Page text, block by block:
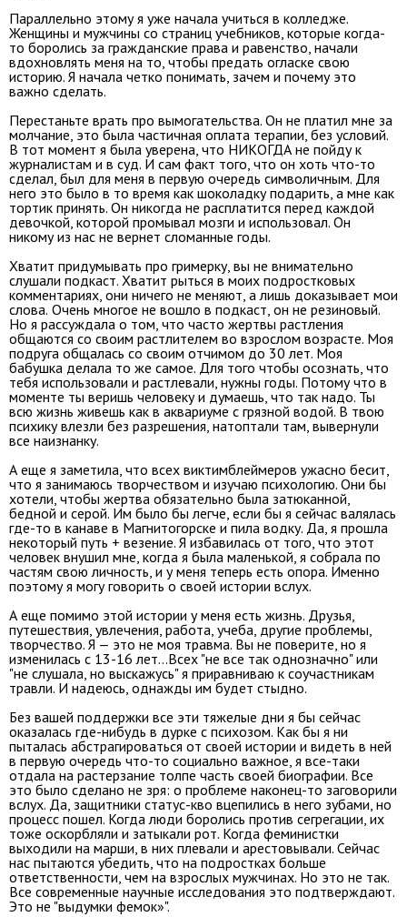
Параллельно этому я уже начала учиться в колледже.
Женщины и мужчины со страниц учебников, которые когда-
то боролись за гражданские права и равенство, начали
вдохновлять меня на то, чтобы предать огласке свою
историю. Я начала четко понимать, зачем и почему это
важно сделать.
Перестаньте врать про вымогательства. Он не платил мне за
молчание, это была частичная оплата терапии, без условий.
В тот момент я была уверена, что НИКОГДА не пойду к
журналистам и в суд. И сам факт того, что он хоть что-то
сделал, был для меня в первую очередь символичным. Для
него это было в то время как шоколадку подарить, а мне как
тортик принять. Он никогда не расплатится перед каждой
девочкой, которой промывал мозги и использовал. Он
никому из нас не вернет сломанные годы.
Хватит придумывать про гримерку, вы не внимательно
слушали подкаст. Хватит рыться в моих подростковых
комментариях, они ничего не меняют, а лишь доказывает мои
слова. Очень многое не вошло в подкаст, он не резиновый.
Но я рассуждала о том, что часто жертвы растления
общаются со своим растлителем во взрослом возрасте. Моя
подруга общалась со своим отчимом до 30 лет. Моя
бабушка делала то же самое. Для того чтобы осознать, что
тебя использовали и растлевали, нужны годы. Потому что в
моменте ты веришь человеку и думаешь, что так надо. Ты
всю жизнь живешь как в аквариуме с грязной водой. В твою
психику влезли без разрешения, натоптали там, вывернули
все наизнанку.
А еще я заметила, что всех виктимблеймеров ужасно бесит,
что я занимаюсь творчеством и изучаю психологию. Они бы
хотели, чтобы жертва обязательно была затюканной,
бедной и серой. Им было бы легче, если бы я сейчас валялась
где-то в канаве в Магнитогорске и пила водку. Да, я прошла
некоторый путь + везение. Я избавилась от того, что этот
человек внушил мне, когда я была маленькой, я собрала по
частям свою личность, и у меня теперь есть опора. Именно
поэтому я могу говорить о своей истории вслух.
А еще помимо этой истории у меня есть жизнь. Друзья,
путешествия, увлечения, работа, учеба, другие проблемы,
творчество. Я — это не моя травма. Вы не поверите, но я
изменилась с 13-16 лет…Всех "не все так однозначно" или
"не слушала, но выскажусь" я приравниваю к соучастникам
травли. И надеюсь, однажды им будет стыдно.
Без вашей поддержки все эти тяжелые дни я бы сейчас
оказалась где-нибудь в дурке с психозом. Как бы я ни
пыталась абстрагироваться от своей истории и видеть в ней
в первую очередь что-то социально важное, я все-таки
отдала на растерзание толпе часть своей биографии. Все
это было сделано не зря: о проблеме наконец-то заговорили
вслух. Да, защитники статус-кво вцепились в него зубами, но
процесс пошел. Когда люди боролись против сегрегации, их
тоже оскорбляли и затыкали рот. Когда феминистки
выходили на марши, в них плевали и арестовывали. Сейчас
нас пытаются убедить, что на подростках больше
ответственности, чем на взрослых мужчинах. Но это не так.
Все современные научные исследования это подтверждают.
Это не "выдумки фемок»".